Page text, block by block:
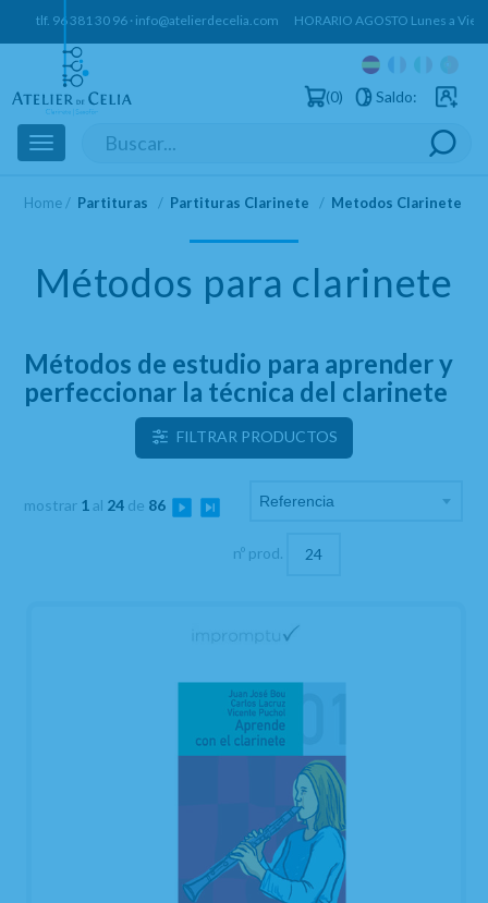
tlf. 96 381 30 96 · info@atelierdecelia.com HORARIO AGOSTO Lunes a
0 Saldo:
Toggle
navigation
Home Partituras Partituras Clarinete Metodos Clarinete
Métodos para clarinete
Métodos de estudio para aprender y
perfeccionar la técnica del clarinete
FILTRAR PRODUCTOS
mostrar 1al 24 de 86
nº prod.